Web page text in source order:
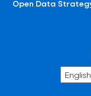
Open Data